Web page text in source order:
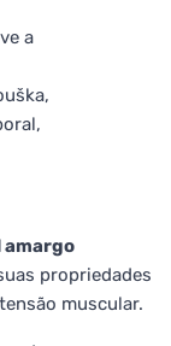
a
amargo
propriedades
muscular.